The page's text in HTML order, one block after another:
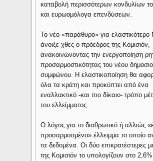
καταβολή περισσότερων κονδυλίων
και ευρωομόλογα επενδύσεων.
Το νέο «παράθυρο» για ελαστικότερο
άνοιξε χθες ο πρόεδρος της Κομισιόν,
ανακοινώνοντας την ενεργοποίηση
προσαρμοστικότητας του νέου
συμφώνου. Η ελαστικοποίηση θα
όλα τα κράτη και προκύπτει από ένα
εναλλακτικό -και πιο δίκαιο- τρόπο
του ελλείμματος.
Ο λόγος για το διαθρωτικό ή αλλιώς
προσαρμοσμένο» έλλειμμα το οποίο
τα δεδομένα. Οι δύο επικρατέστερες
της Κομισιόν το υπολογίζουν στο